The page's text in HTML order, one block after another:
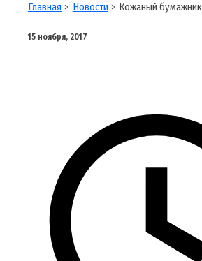
Главная Новости Кожаный бумажник
15 ноября, 2017